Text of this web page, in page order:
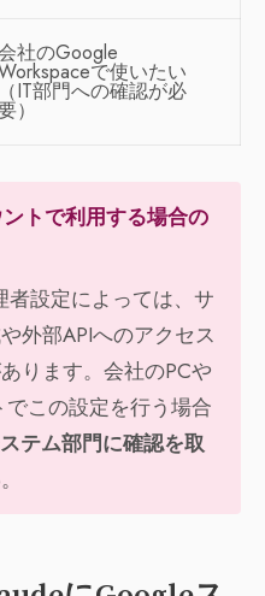
社のGoogle
で使いたい
（IT部門への確認が必
）
トで利用する場合の
者設定によっては、サ
外部APIへのアクセス
ります。会社のPCや
この設定を行う場合
テム部門に確認を取